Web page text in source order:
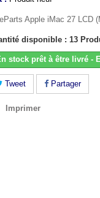
Apple iMac 27 LCD
disponible : 13
stock prêt à être livré -
Tweet Partager
Imprimer